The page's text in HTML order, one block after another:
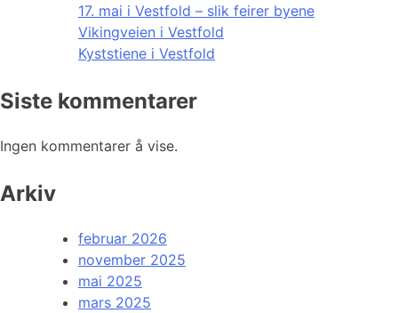
17. mai i Vestfold – slik feirer byene
Vikingveien i Vestfold
Kyststiene i Vestfold
Siste kommentarer
Ingen kommentarer å vise.
Arkiv
februar 2026
november 2025
mai 2025
mars 2025